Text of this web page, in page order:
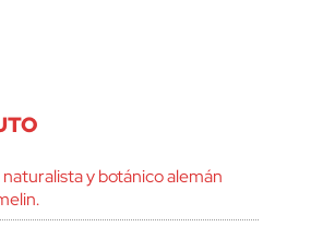
y botánico alemán